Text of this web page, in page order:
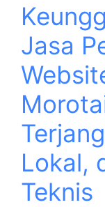
Jasa
Lokal,
Teknis